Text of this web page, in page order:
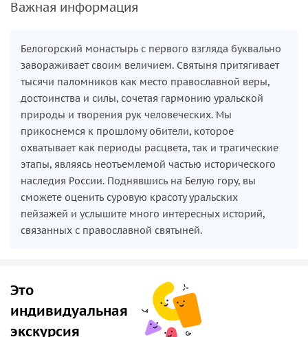
Важная информация
Белогорский монастырь с первого взгляда буквально
завораживает своим величием. Святыня притягивает
тысячи паломников как место православной веры,
достоинства и силы, сочетая гармонию уральской
природы и творения рук человеческих. Мы
прикоснемся к прошлому обители, которое
охватывает как периоды расцвета, так и трагические
этапы, являясь неотъемлемой частью исторического
наследия России. Поднявшись на Белую гору, вы
сможете оценить суровую красоту уральских
пейзажей и услышите много интересных историй,
связанных с православной святыней.
Это
индивидуальная
экскурсия